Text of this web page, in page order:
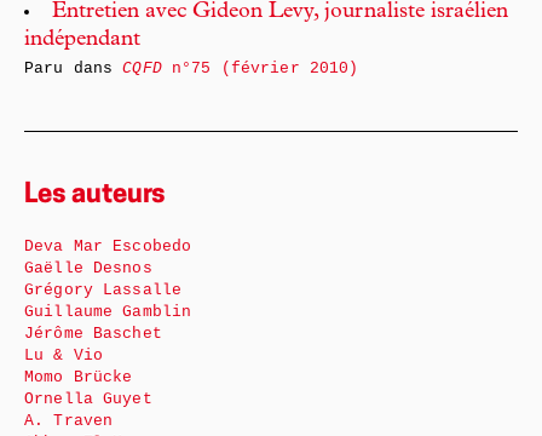
Entretien avec Gideon Levy, journaliste israélien
indépendant
Paru dansCQFDn°75 (février 2010)
Les auteurs
Deva Mar Escobedo
Gaëlle Desnos
Grégory Lassalle
Guillaume Gamblin
Jérôme Baschet
Lu & Vio
Momo Brücke
Ornella Guyet
A. Traven